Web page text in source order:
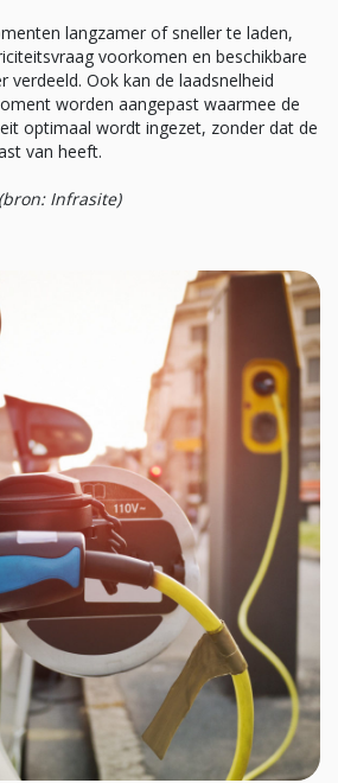
langzamer of sneller te laden,
voorkomen en beschikbare
Ook kan de laadsnelheid
worden aangepast waarmee de
optimaal wordt ingezet, zonder dat de
van heeft.
(bron: Infrasite)